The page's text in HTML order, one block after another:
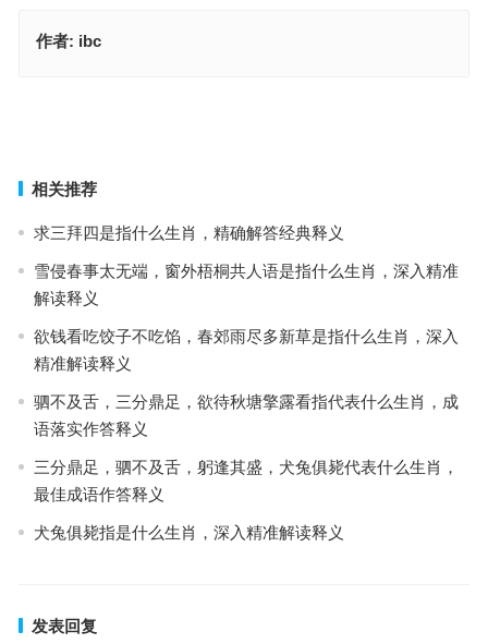
作者: ibc
相关推荐
求三拜四是指什么生肖，精确解答经典释义
雪侵春事太无端，窗外梧桐共人语是指什么生肖，深入精准
解读释义
欲钱看吃饺子不吃馅，春郊雨尽多新草是指什么生肖，深入
精准解读释义
驷不及舌，三分鼎足，欲待秋塘擎露看指代表什么生肖，成
语落实作答释义
三分鼎足，驷不及舌，躬逢其盛，犬兔俱毙代表什么生肖，
最佳成语作答释义
犬兔俱毙指是什么生肖，深入精准解读释义
发表回复